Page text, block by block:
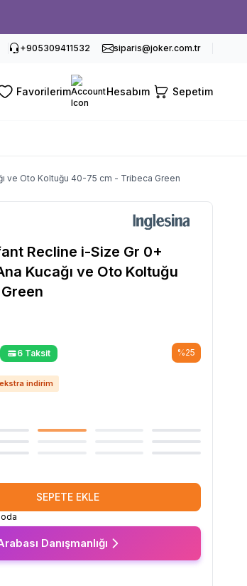
+905309411532 siparis@joker.com.tr
Favorilerim Hesabım Sepetim
ve Oto Koltuğu 40-75 cm - Tribeca Green
Recline i-Size Gr 0+
Kucağı ve Oto Koltuğu
6 Taksit %25
ekstra indirim
SEPETE EKLE
Danışmanlığı